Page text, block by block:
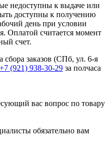
недоступны к выдаче или
доступны к получению
день при условии
Оплатой считается момент
счет.
заказов (СПб, ул. 6-я
+7 (921) 938-30-29 за полчаса
вас вопрос по товару
обязательно вам